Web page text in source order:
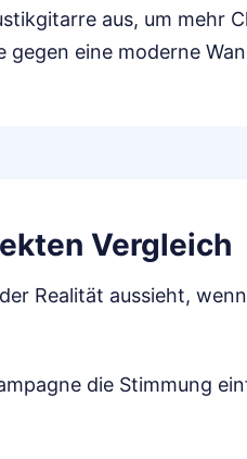
aus, um mehr
eine moderne
Vergleich
Realität aussieht,
die Stimmung